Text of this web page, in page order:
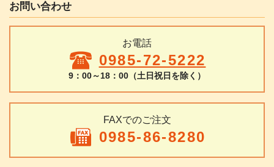
お問い合わせ
お電話
0985-72-5222
9：00～18：00（土日祝日を除く）
FAXでのご注文
0985-86-8280